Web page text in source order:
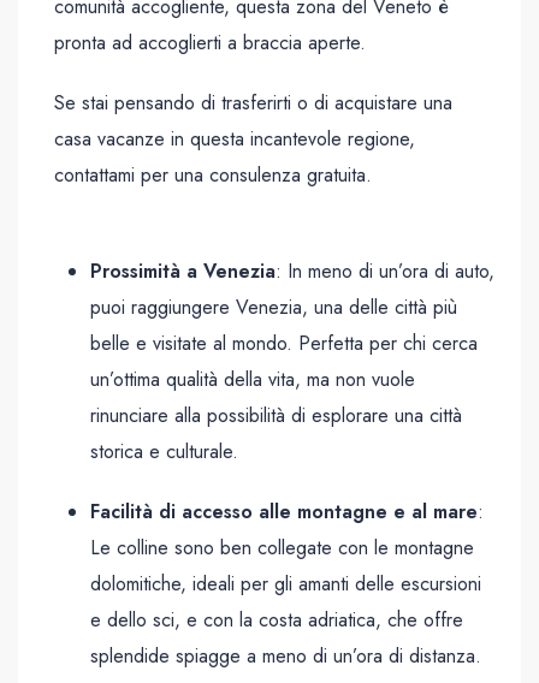
comunità accogliente, questa zona del Veneto è
pronta ad accoglierti a braccia aperte.
Se stai pensando di trasferirti o di acquistare una
casa vacanze in questa incantevole regione,
contattami per una consulenza gratuita.
Prossimità a Venezia: In meno di un’ora di auto,
puoi raggiungere Venezia, una delle città più
belle e visitate al mondo. Perfetta per chi cerca
un’ottima qualità della vita, ma non vuole
rinunciare alla possibilità di esplorare una città
storica e culturale.
Facilità di accesso alle montagne e al mare:
Le colline sono ben collegate con le montagne
dolomitiche, ideali per gli amanti delle escursioni
e dello sci, e con la costa adriatica, che offre
splendide spiagge a meno di un’ora di distanza.